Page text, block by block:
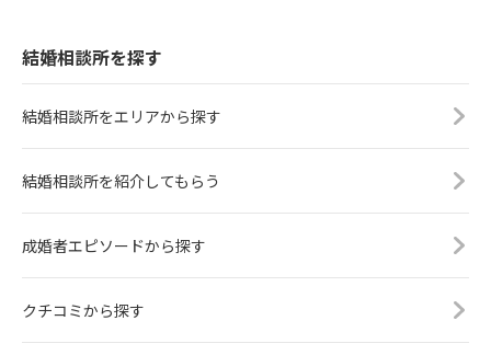
結婚相談所を探す
結婚相談所をエリアから探す
結婚相談所を紹介してもらう
成婚者エピソードから探す
クチコミから探す